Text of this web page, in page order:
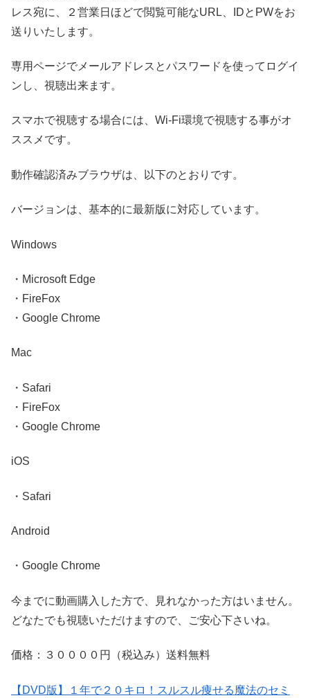
レス宛に、２営業日ほどで閲覧可能なURL、IDとPWをお
送りいたします。
専用ページでメールアドレスとパスワードを使ってログイ
ンし、視聴出来ます。
スマホで視聴する場合には、Wi-Fi環境で視聴する事がオ
ススメです。
動作確認済みブラウザは、以下のとおりです。
バージョンは、基本的に最新版に対応しています。
Windows
・Microsoft Edge
・FireFox
・Google Chrome
Mac
・Safari
・FireFox
・Google Chrome
iOS
・Safari
Android
・Google Chrome
今までに動画購入した方で、見れなかった方はいません。
どなたでも視聴いただけますので、ご安心下さいね。
価格：３００００円（税込み）送料無料
【DVD版】１年で２０キロ！スルスル痩せる魔法のセミ